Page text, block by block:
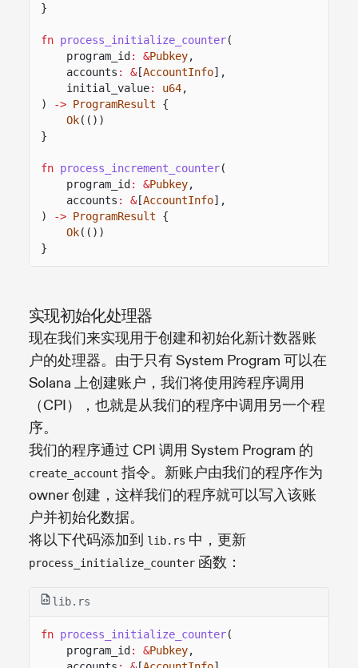
}
fn process_initialize_counter(
program_id : &Pubkey,
accounts : &[AccountInfo],
initial_value: u64,
)
-> ProgramResult
{
Ok(())
}
fn process_increment_counter(
program_id : &Pubkey,
accounts : &[AccountInfo],
)
-> ProgramResult
{
Ok(())
}
实现初始化处理器
现在我们来实现用于创建和初始化新计数器账
户的处理器。由于只有 System Program 可以在
Solana 上创建账户，我们将使用跨程序调用
（CPI），也就是从我们的程序中调用另一个程
序。
我们的程序通过 CPI 调用 System Program 的
create_account 指令。新账户由我们的程序作为
owner 创建，这样我们的程序就可以写入该账
户并初始化数据。
将以下代码添加到
lib.rs 中，更新
process_initialize_counter 函数：
lib.rs
fn process_initialize_counter(
program_id : &Pubkey,